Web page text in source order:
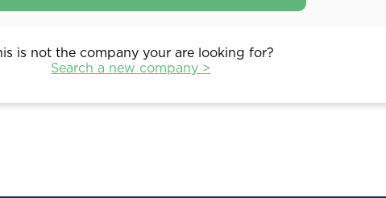
is not the company your are looking for?
Search a new company >